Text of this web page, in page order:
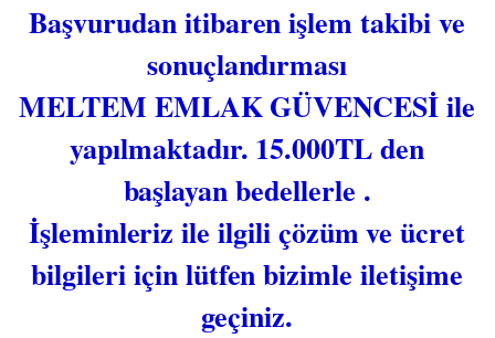
Başvurudan itibaren işlem takibi ve
sonuçlandırması
MELTEM EMLAK GÜVENCESİ ile
yapılmaktadır. 15.000TL den
başlayan bedellerle .
İşleminleriz ile ilgili çözüm ve ücret
bilgileri için lütfen bizimle iletişime
geçiniz.